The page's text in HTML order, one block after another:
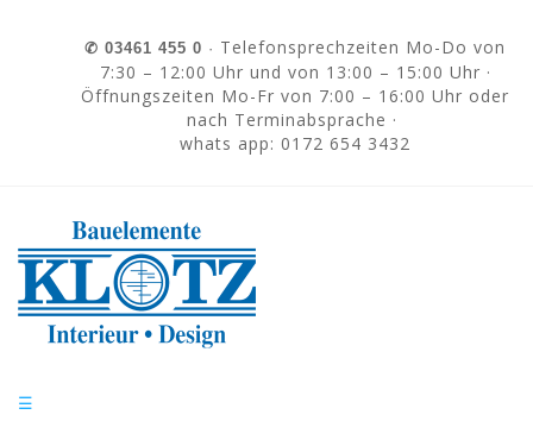
✆ 03461 455 0 · Telefonsprechzeiten Mo-Do von
7:30 – 12:00 Uhr und von 13:00 – 15:00 Uhr ·
Öffnungszeiten Mo-Fr von 7:00 – 16:00 Uhr oder
nach Terminabsprache ·
whats app: 0172 654 3432
☰